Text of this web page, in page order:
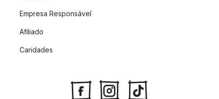
Empresa Responsável
Afiliado
Caridades